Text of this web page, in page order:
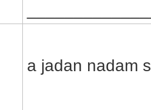
a jadan nadam